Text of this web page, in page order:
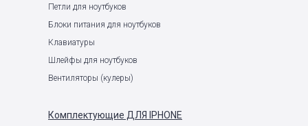
Петли для ноутбуков
Блоки питания для ноутбуков
Клавиатуры
Шлейфы для ноутбуков
Вентиляторы (кулеры)
Комплектующие ДЛЯ IPHONE